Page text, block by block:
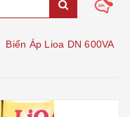
Biến Áp Lioa DN 600VA